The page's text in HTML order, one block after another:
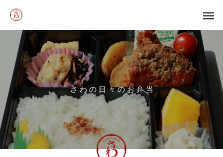
さ わ の 日 々 の お 弁 当